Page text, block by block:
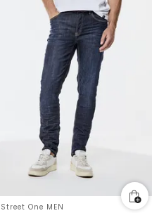
Street One MEN